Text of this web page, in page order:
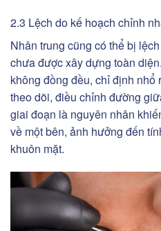
2.3 Lệch do kế hoạch chỉnh
Nhân trung cũng có thể bị
chưa được xây dựng toàn
không đồng đều, chỉ định
theo dõi, điều chỉnh đường
giai đoạn là nguyên nhân
về một bên, ảnh hưởng đến
khuôn mặt.